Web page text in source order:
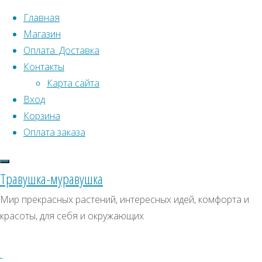
Перейти к содержимому
Главная
Магазин
Оплата. Доставка
Контакты
Карта сайта
Вход
Корзина
Оплата заказа
Травушка-муравушка
Мир прекрасных растений, интересных идей, комфорта и
красоты, для себя и окружающих
Что искать:
Поиск
растений
открытого
грунтаПряные/
Пряные/
Искать:
СКИДКИ, АКЦИИ
Категории магазина